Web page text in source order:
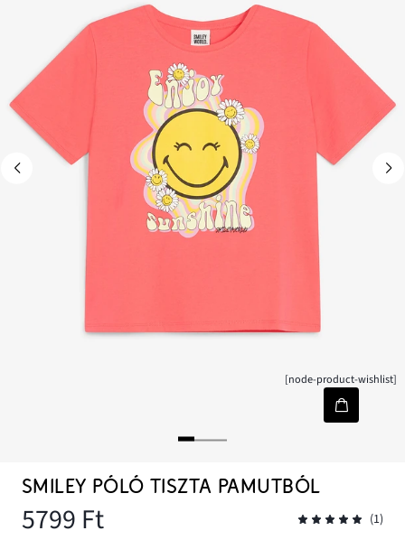
[node-product-wishlist]
SMILEY PÓLÓ TISZTA PAMUTBÓL
5799 Ft (1)